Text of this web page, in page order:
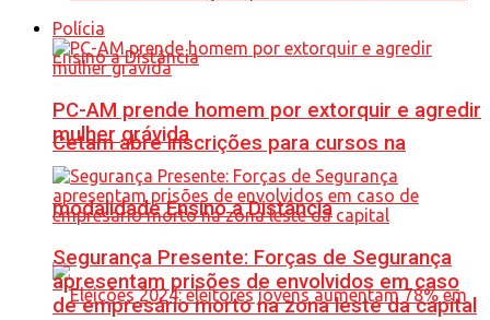
Cetam abre inscrições para cursos na
modalidade Ensino a Distância
Polícia
PC-AM prende homem por extorquir e agredir
mulher grávida
Segurança Presente: Forças de Segurança
apresentam prisões de envolvidos em caso
de empresário morto na zona leste da capital